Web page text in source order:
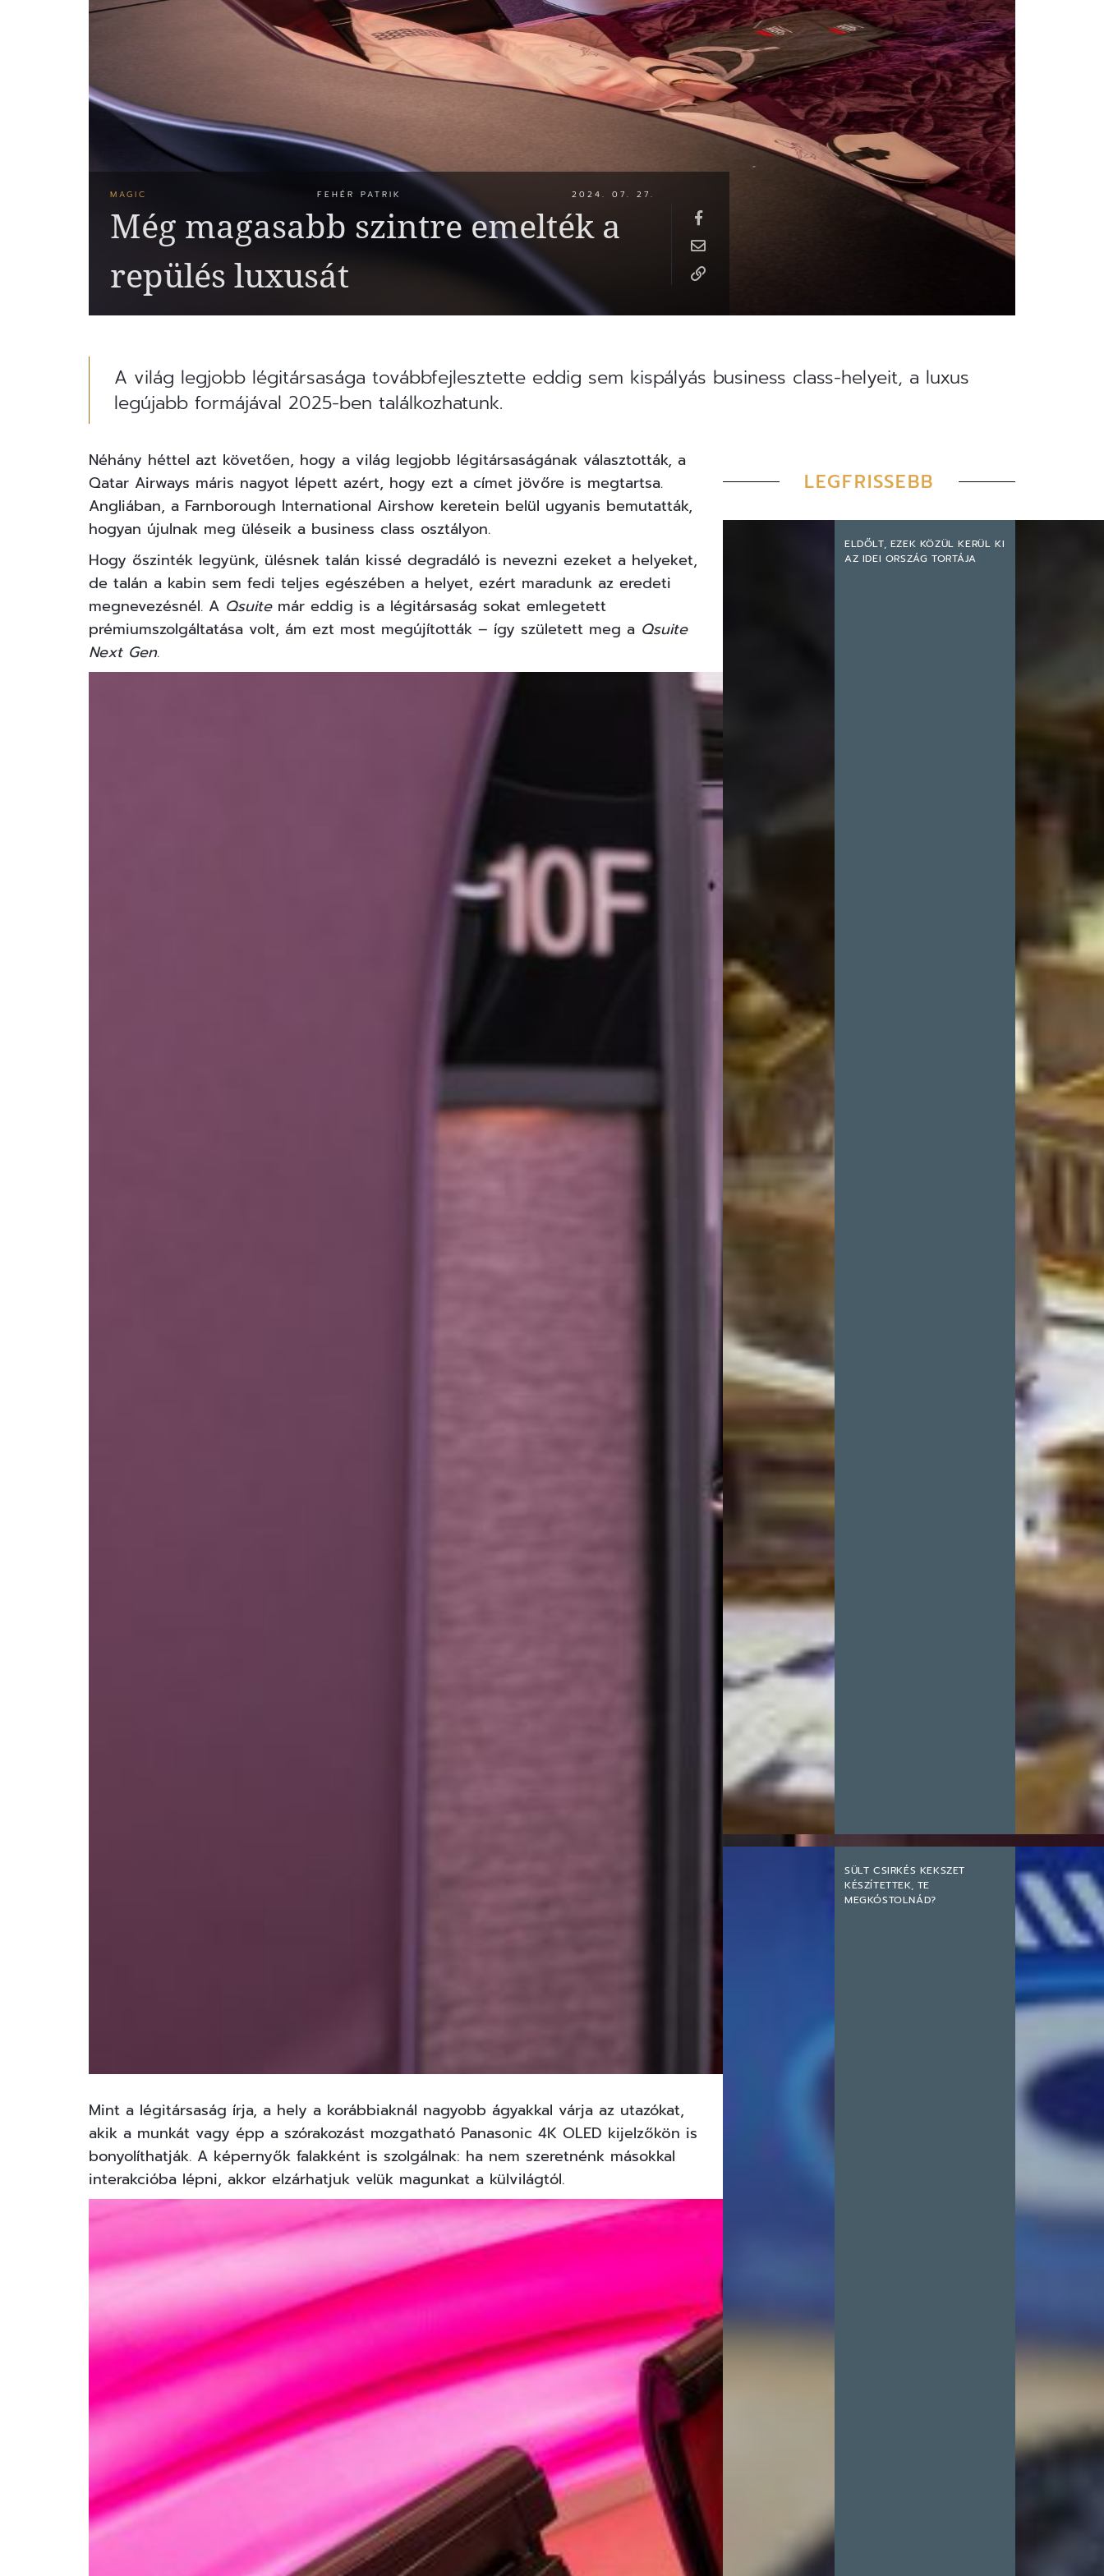
MAGIC FEHÉR PATRIK 2024. 07. 27.
Még magasabb szintre emelték a
repülés luxusát
A világ legjobb légitársasága továbbfejlesztette eddig sem kispályás business class-helyeit, a luxus
legújabb formájával 2025-ben találkozhatunk.
Néhány héttel azt követően, hogy a világ legjobb légitársaságának választották, a
Qatar Airways máris nagyot lépett azért, hogy ezt a címet jövőre is megtartsa.
Angliában, a Farnborough International Airshow keretein belül ugyanis bemutatták,
hogyan újulnak meg üléseik a business class osztályon.
Hogy őszinték legyünk, ülésnek talán kissé degradáló is nevezni ezeket a helyeket,
de talán a kabin sem fedi teljes egészében a helyet, ezért maradunk az eredeti
megnevezésnél. A Qsuitemár eddig is a légitársaság sokat emlegetett
prémiumszolgáltatása volt, ám ezt most megújították – így született meg a Qsuite
Next Gen.
Mint a légitársaság írja, a hely a korábbiaknál nagyobb ágyakkal várja az utazókat,
akik a munkát vagy épp a szórakozást mozgatható Panasonic 4K OLED kijelzőkön is
bonyolíthatják. A képernyők falakként is szolgálnak: ha nem szeretnénk másokkal
interakcióba lépni, akkor elzárhatjuk velük magunkat a külvilágtól.
LEGFRISSEBB
ELDŐLT, EZEK KÖZÜL KERÜL KI
AZ IDEI ORSZÁG TORTÁJA
SÜLT CSIRKÉS KEKSZET
KÉSZÍTETTEK, TE
MEGKÓSTOLNÁD?